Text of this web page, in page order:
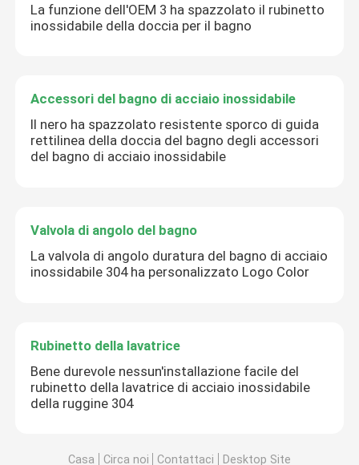
La funzione dell'OEM 3 ha spazzolato il rubinetto
inossidabile della doccia per il bagno
Accessori del bagno di acciaio inossidabile
Il nero ha spazzolato resistente sporco di guida
rettilinea della doccia del bagno degli accessori
del bagno di acciaio inossidabile
Valvola di angolo del bagno
La valvola di angolo duratura del bagno di acciaio
inossidabile 304 ha personalizzato Logo Color
Rubinetto della lavatrice
Bene durevole nessun'installazione facile del
rubinetto della lavatrice di acciaio inossidabile
della ruggine 304
Casa Circa noi Contattaci Desktop Site